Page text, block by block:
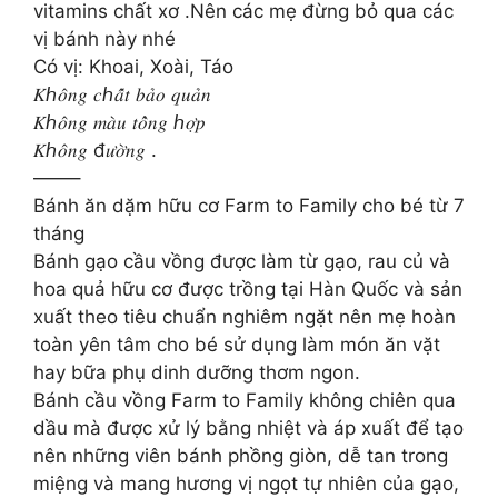
vitamins chất xơ .Nên các mẹ đừng bỏ qua các
vị bánh này nhé
Có vị: Khoai, Xoài, Táo
𝐾ℎ𝑜̂𝑛𝑔 𝑐ℎ𝑎̂́𝑡 𝑏𝑎̉𝑜 𝑞𝑢𝑎̉𝑛
𝐾ℎ𝑜̂𝑛𝑔 𝑚𝑎̀𝑢 𝑡𝑜̂̉𝑛𝑔 ℎ𝑜̛̣𝑝
𝐾ℎ𝑜̂𝑛𝑔 đ𝑢̛𝑜̛̀𝑛𝑔 .
——–
Bánh ăn dặm hữu cơ Farm to Family cho bé từ 7
tháng
Bánh gạo cầu vồng được làm từ gạo, rau củ và
hoa quả hữu cơ được trồng tại Hàn Quốc và sản
xuất theo tiêu chuẩn nghiêm ngặt nên mẹ hoàn
toàn yên tâm cho bé sử dụng làm món ăn vặt
hay bữa phụ dinh dưỡng thơm ngon.
Bánh cầu vồng Farm to Family không chiên qua
dầu mà được xử lý bằng nhiệt và áp xuất để tạo
nên những viên bánh phồng giòn, dễ tan trong
miệng và mang hương vị ngọt tự nhiên của gạo,